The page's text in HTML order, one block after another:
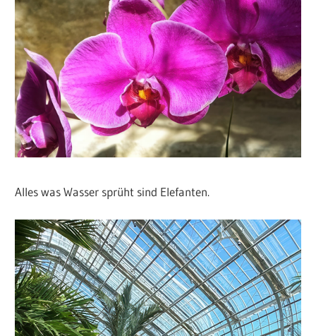
Alles was Wasser sprüht sind Elefanten.